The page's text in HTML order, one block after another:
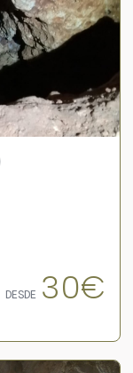
DESDE 30€